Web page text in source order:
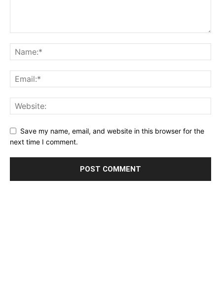
Save my name, email, and website in this browser for the
next time I comment.